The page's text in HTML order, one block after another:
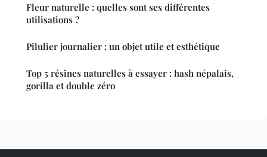
Fleur naturelle : quelles sont ses différentes
utilisations ?
Pilulier journalier : un objet utile et esthétique
Top 5 résines naturelles à essayer : hash népalais,
gorilla et double zéro